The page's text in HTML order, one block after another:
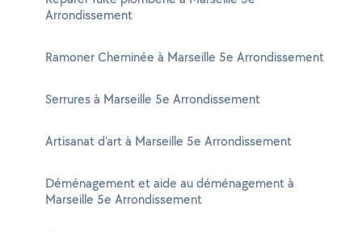
Arrondissement
Ramoner Cheminée à Marseille 5e Arrondissement
Serrures à Marseille 5e Arrondissement
Artisanat d'art à Marseille 5e Arrondissement
Déménagement et aide au déménagement à
Marseille 5e Arrondissement